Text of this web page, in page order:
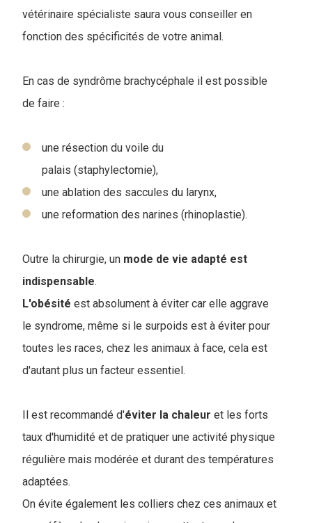
vétérinaire spécialiste saura vous conseiller en
fonction des spécificités de votre animal.
En cas de syndrôme brachycéphale il est possible
de faire :
une résection du voile du
palais (staphylectomie),
une ablation des saccules du larynx,
une reformation des narines (rhinoplastie).
Outre la chirurgie, un mode de vie adapté est
indispensable.
L'obésité est absolument à éviter car elle aggrave
le syndrome, même si le surpoids est à éviter pour
toutes les races, chez les animaux à face, cela est
d'autant plus un facteur essentiel.
Il est recommandé d'éviter la chaleur et les forts
taux d'humidité et de pratiquer une activité physique
régulière mais modérée et durant des températures
adaptées.
On évite également les colliers chez ces animaux et